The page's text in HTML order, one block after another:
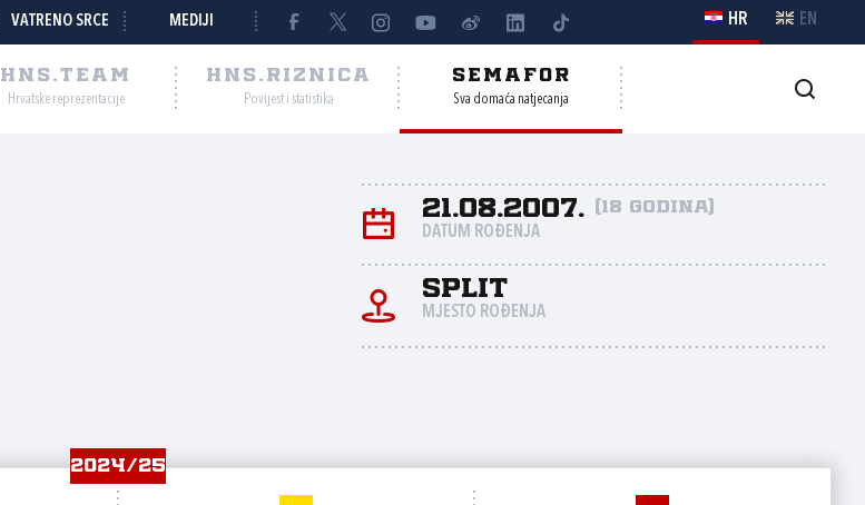
VATRENO SRCE MEDIJI HR EN
HNS.TEAM
Hrvatske reprezentacije
HNS.RIZNICA
Povijest i statistika
SEMAFOR
Sva domaća natjecanja
21.08.2007. (18 godina)
DATUM ROĐENJA
Split
MJESTO ROĐENJA
2024/25